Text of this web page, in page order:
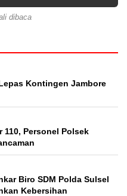
dibaca
Kontingen Jambore
110, Personel Polsek
Biro SDM Polda Sulsel
Kebersihan